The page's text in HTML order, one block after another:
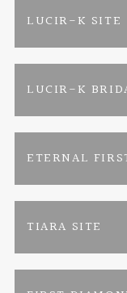
カラー発色ジュエリー
パーマネントジュエ
お問い合わせ
LUCIR-K SITE
LUCIR-K
ETERNAL
TIARA SITE